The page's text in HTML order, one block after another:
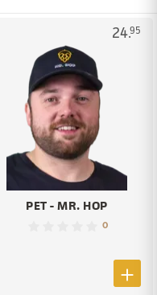
24.95
PET - MR. HOP
0